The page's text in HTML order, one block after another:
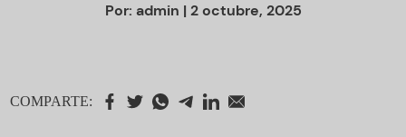
Por: admin | 2 octubre, 2025
COMPARTE: